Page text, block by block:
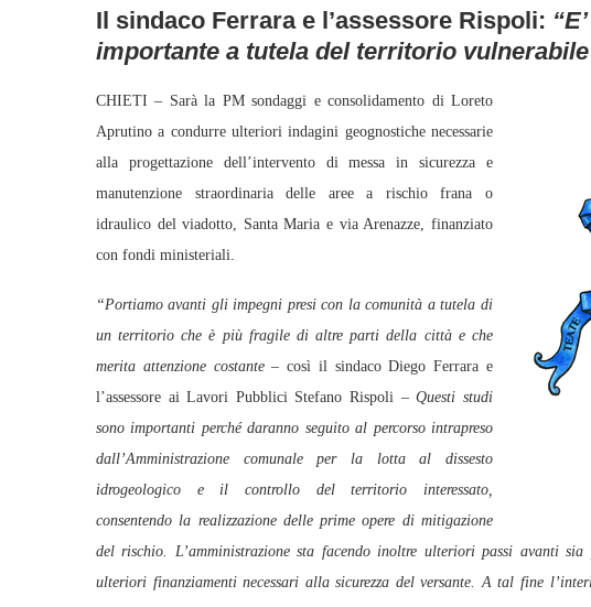
Il sindaco Ferrara e l’assessore Rispoli:
importante a tutela del territorio
CHIETI – Sarà la PM sondaggi e consolidamento di Loreto
Aprutino a condurre ulteriori indagini geognostiche necessarie
alla progettazione dell’intervento di messa in sicurezza e
manutenzione straordinaria delle aree a rischio frana o
idraulico del viadotto, Santa Maria e via Arenazze, finanziato
con fondi ministeriali.
“Portiamo avanti gli impegni presi con la comunità a tutela di
un territorio che è più fragile di altre parti della città e che
merita attenzione costante – così il sindaco Diego Ferrara e
l’assessore ai Lavori Pubblici Stefano Rispoli – Questi studi
sono importanti perché daranno seguito al percorso intrapreso
dall’Amministrazione comunale per la lotta al dissesto
idrogeologico e il controllo del territorio interessato,
consentendo la realizzazione delle prime opere di mitigazione
del rischio. L’amministrazione sta facendo inoltre ulteriori passi avanti
ulteriori finanziamenti necessari alla sicurezza del versante. A tal fine